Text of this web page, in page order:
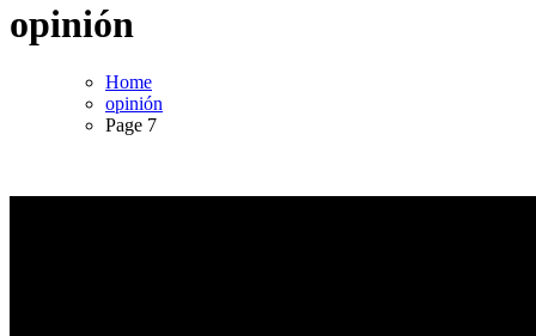
opinión
Home
opinión
Page 7